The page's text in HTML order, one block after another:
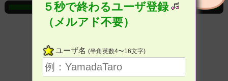
５秒で終わるユーザ登録
（メルアド不要）
ユーザ名 (半角英数4〜16文字)